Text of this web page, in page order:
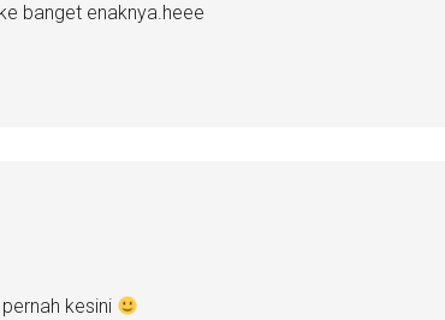
banget enaknya.heee
kesini